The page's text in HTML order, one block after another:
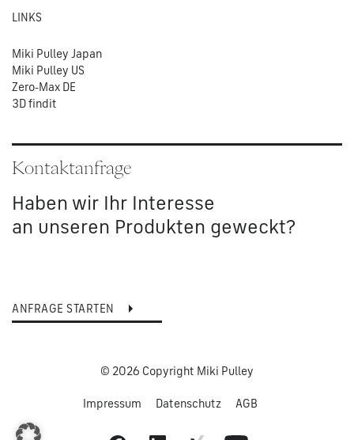
LINKS
Miki Pulley Japan
Miki Pulley US
Zero-Max DE
3D findit
Kontaktanfrage
Haben wir Ihr Interesse
an unseren Produkten geweckt?
ANFRAGE STARTEN
© 2026 Copyright Miki Pulley
Impressum Datenschutz AGB